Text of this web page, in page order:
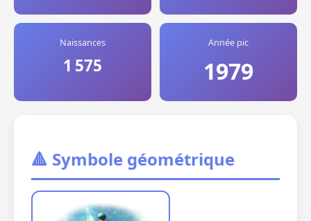
Naissances
1 575
Année pic
1979
🔺 Symbole géométrique